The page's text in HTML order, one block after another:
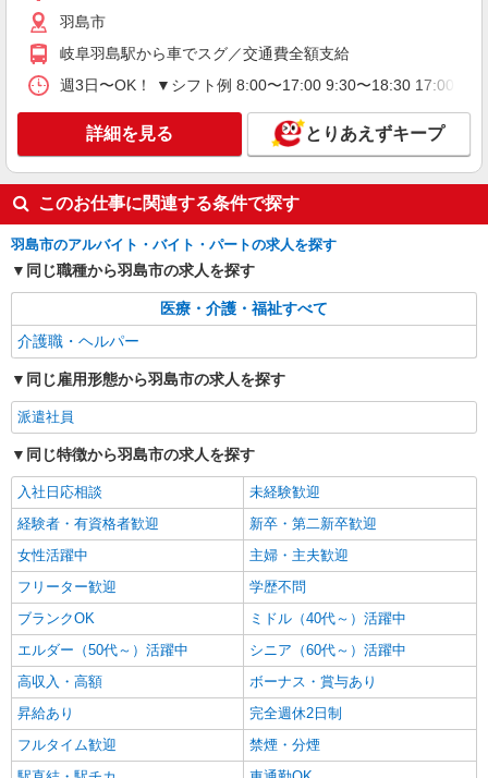
羽島市
岐阜羽島駅から車でスグ／交通費全額支給
週3日〜OK！ ▼シフト例 8:00〜17:00 9:30〜18:30 17:00〜
詳細を見る とりあえずキープ
このお仕事に関連する条件で探す
羽島市のアルバイト・バイト・パートの求人を探す
同じ職種から羽島市の求人を探す
医療・介護・福祉すべて
介護職・ヘルパー
同じ雇用形態から羽島市の求人を探す
派遣社員
同じ特徴から羽島市の求人を探す
入社日応相談
未経験歓迎
経験者・有資格者歓迎
新卒・第二新卒歓迎
女性活躍中
主婦・主夫歓迎
フリーター歓迎
学歴不問
ブランクOK
ミドル（40代～）活躍中
エルダー（50代～）活躍中
シニア（60代～）活躍中
高収入・高額
ボーナス・賞与あり
昇給あり
完全週休2日制
フルタイム歓迎
禁煙・分煙